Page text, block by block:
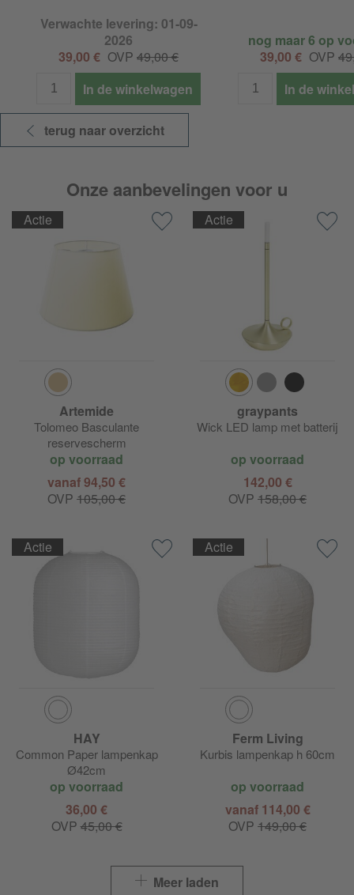
Verwachte levering: 01-09-
2026
39,00 € OVP 49,00 €
In de winkelwagen
nog maar 6 op
39,00 € OVP
In de
terug naar overzicht
Onze aanbevelingen voor u
Actie
Artemide
Tolomeo Basculante
reservescherm
op voorraad
vanaf 94,50 €
OVP 105,00 €
Actie
graypants
Wick LED lamp met batterij
op voorraad
142,00 €
OVP 158,00 €
Actie
HAY
Common Paper lampenkap
Ø42cm
op voorraad
36,00 €
OVP45,00 €
Actie
Ferm Living
Kurbis lampenkap h 60cm
op voorraad
vanaf 114,00 €
OVP 149,00 €
Meer laden